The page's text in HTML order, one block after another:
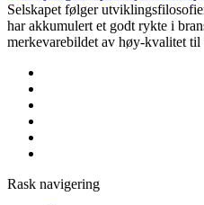
Selskapet følger
har akkumulert et godt rykte i
merkevarebildet av høy-kvalitet
Rask navigering